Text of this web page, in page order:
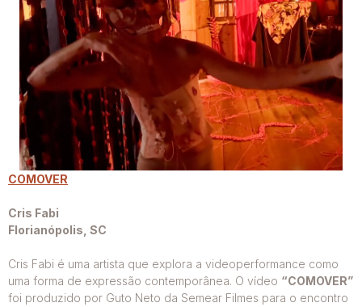
COMOVER
Cris Fabi
Florianópolis, SC
Cris Fabi é uma artista que explora a videoperformance como
uma forma de expressão contemporânea. O vídeo “COMOVER”
foi produzido por Guto Neto da Semear Filmes para o encontro